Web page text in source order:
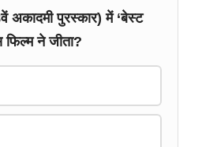
पुरस्कार) में ‘बेस्ट
फिल्म ने जीता?